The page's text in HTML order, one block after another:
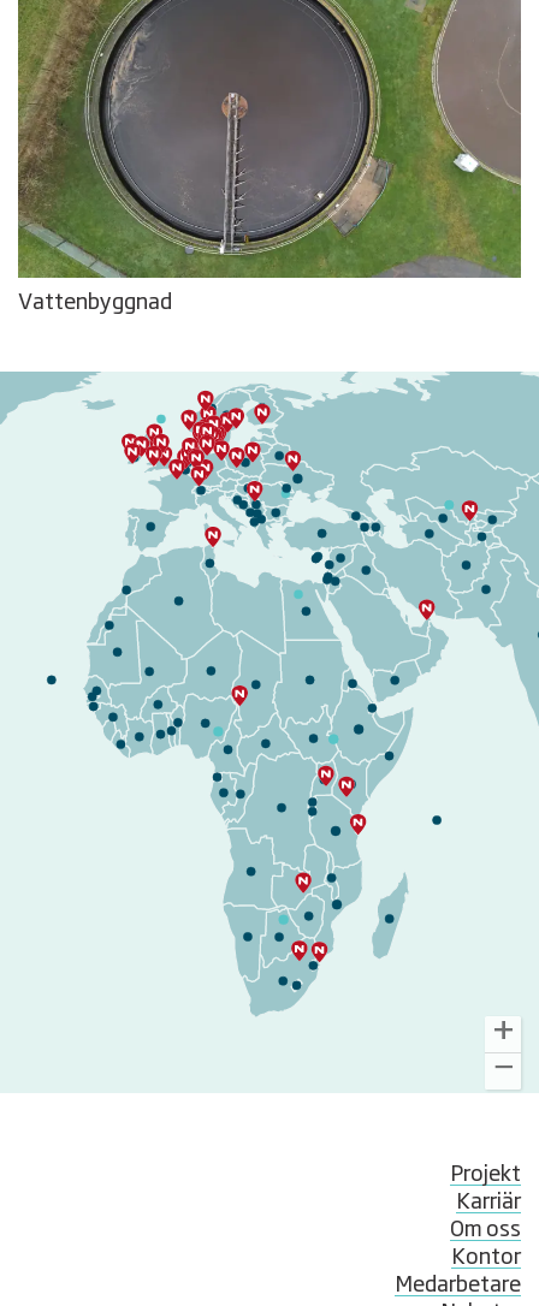
Vattenbyggnad
Projekt
Karriär
Om oss
Kontor
Medarbetare